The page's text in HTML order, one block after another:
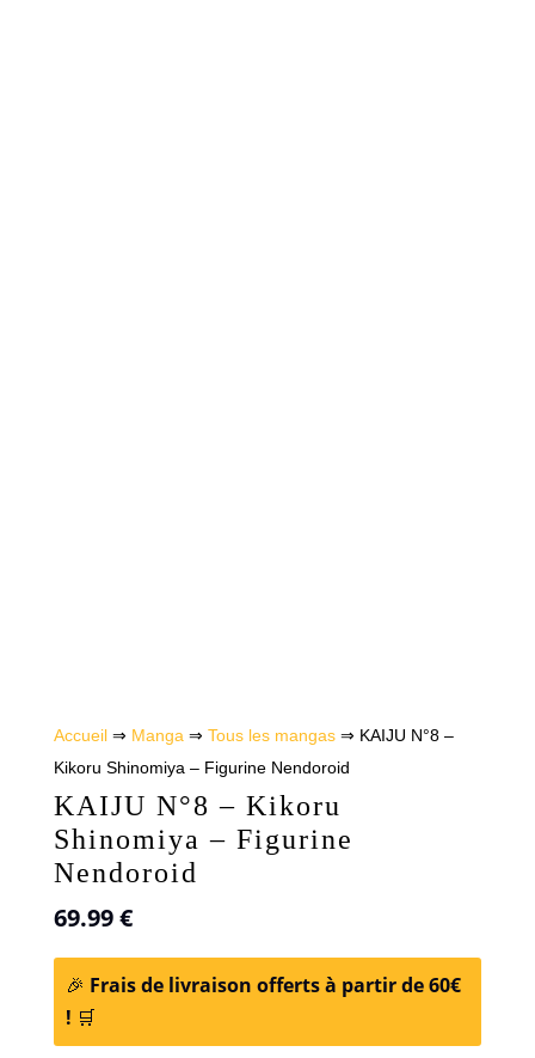
Accueil⇒ Manga ⇒ Tous les mangas⇒ KAIJU N°8 –
Kikoru Shinomiya – Figurine Nendoroid
KAIJU N°8 – Kikoru
Shinomiya – Figurine
Nendoroid
69.99€
🎉 Frais de livraison offerts à partir de 60€
! 🛒